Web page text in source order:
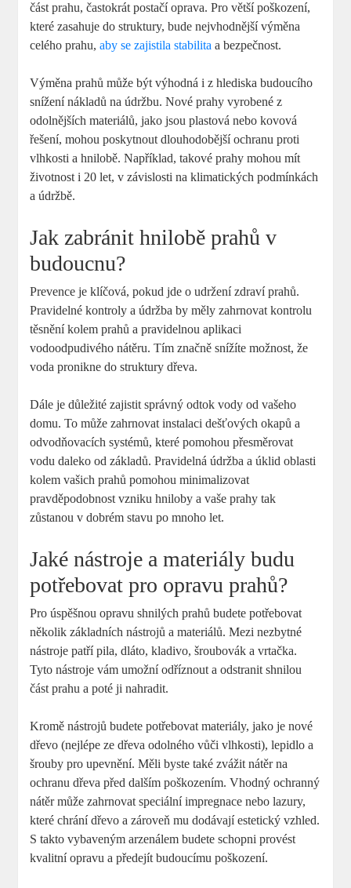
část prahu, častokrát postačí oprava. Pro větší poškození,
které zasahuje do struktury, bude nejvhodnější výměna
celého prahu,aby se zajistila stabilita a bezpečnost.
Výměna prahů může být výhodná i z hlediska budoucího
snížení nákladů na údržbu. Nové prahy vyrobené z
odolnějších materiálů, jako jsou plastová nebo kovová
řešení, mohou poskytnout dlouhodobější ochranu proti
vlhkosti a hnilobě. Například, takové prahy mohou mít
životnost i 20 let, v závislosti na klimatických podmínkách
a údržbě.
Jak zabránit hnilobě prahů v
budoucnu?
Prevence je klíčová, pokud jde o udržení zdraví prahů.
Pravidelné kontroly a údržba by měly zahrnovat kontrolu
těsnění kolem prahů a pravidelnou aplikaci
vodoodpudivého nátěru. Tím značně snížíte možnost, že
voda pronikne do struktury dřeva.
Dále je důležité zajistit správný odtok vody od vašeho
domu. To může zahrnovat instalaci dešťových okapů a
odvodňovacích systémů, které pomohou přesměrovat
vodu daleko od základů. Pravidelná údržba a úklid oblasti
kolem vašich prahů pomohou minimalizovat
pravděpodobnost vzniku hniloby a vaše prahy tak
zůstanou v dobrém stavu po mnoho let.
Jaké nástroje a materiály budu
potřebovat pro opravu prahů?
Pro úspěšnou opravu shnilých prahů budete potřebovat
několik základních nástrojů a materiálů. Mezi nezbytné
nástroje patří pila, dláto, kladivo, šroubovák a vrtačka.
Tyto nástroje vám umožní odříznout a odstranit shnilou
část prahu a poté ji nahradit.
Kromě nástrojů budete potřebovat materiály, jako je nové
dřevo (nejlépe ze dřeva odolného vůči vlhkosti), lepidlo a
šrouby pro upevnění. Měli byste také zvážit nátěr na
ochranu dřeva před dalším poškozením. Vhodný ochranný
nátěr může zahrnovat speciální impregnace nebo lazury,
které chrání dřevo a zároveň mu dodávají estetický vzhled.
S takto vybaveným arzenálem budete schopni provést
kvalitní opravu a předejít budoucímu poškození.